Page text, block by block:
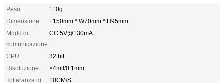
Peso:
110g
Dimensione:
L150mm * W70mm * H95mm
Modo di
comunicazione:
CC 5V@130mA
CPU:
32 bit
Risoluzione:
≥4mil/0.1mm
Tolleranza di
10CM/S